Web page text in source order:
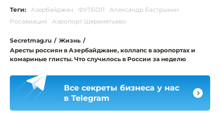
Теги: Азербайджан ФУТБОЛ
Александр Бастрыкин
Росавиация
Аэропорт Шереметьево
Secretmag.ru / Жизнь /
Аресты россиян в Азербайджане, коллапс в аэропортах и
комариные глисты. Что случилось в России за неделю
Все секреты бизнеса у нас
в Telegram